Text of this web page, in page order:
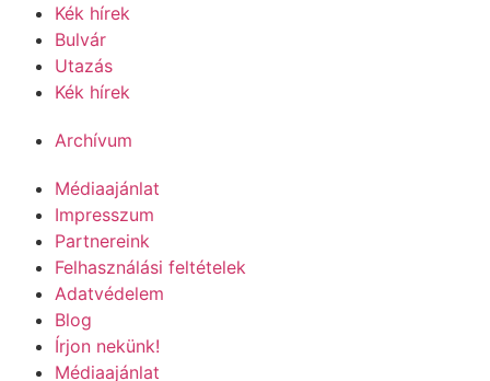
Kék hírek
Bulvár
Utazás
Kék hírek
Archívum
Médiaajánlat
Impresszum
Partnereink
Felhasználási feltételek
Adatvédelem
Blog
Írjon nekünk!
Médiaajánlat